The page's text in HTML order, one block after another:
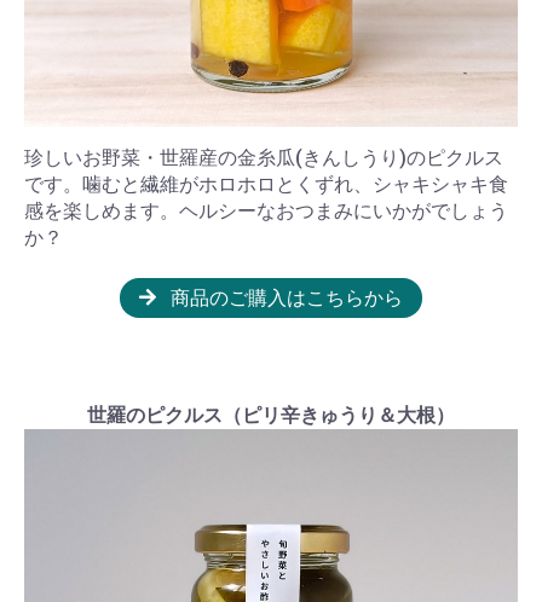
珍しいお野菜・世羅産の金糸瓜(きんしうり)のピクルス
です。噛むと繊維がホロホロとくずれ、シャキシャキ食
感を楽しめます。ヘルシーなおつまみにいかがでしょう
か？
商品のご購入はこちらから
世羅のピクルス（ピリ辛きゅうり＆大根）